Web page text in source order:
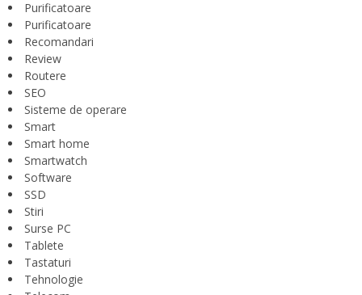
Purificatoare
Purificatoare
Recomandari
Review
Routere
SEO
Sisteme de operare
Smart
Smart home
Smartwatch
Software
SSD
Stiri
Surse PC
Tablete
Tastaturi
Tehnologie